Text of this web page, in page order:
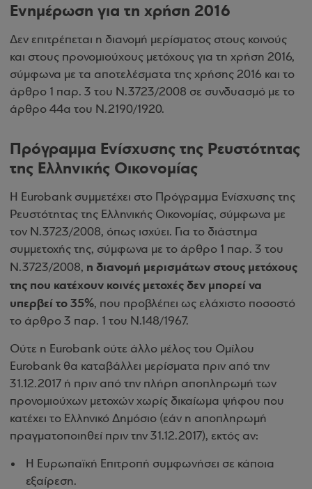
Ενημέρωση για τη χρήση 2016
Δεν επιτρέπεται η διανομή μερίσματος στους κοινούς
και στους προνομιούχους μετόχους για τη χρήση 2016,
σύμφωνα με τα αποτελέσματα της χρήσης 2016 και το
άρθρο 1 παρ. 3 του Ν.3723/2008 σε συνδυασμό με το
άρθρο 44α του Ν.2190/1920.
Πρόγραμμα Ενίσχυσης της Ρευστότητας
της Ελληνικής Οικονομίας
Η Eurobank συμμετέχει στο Πρόγραμμα Ενίσχυσης της
Ρευστότητας της Ελληνικής Οικονομίας, σύμφωνα με
τον Ν.3723/2008, όπως ισχύει. Για το διάστημα
συμμετοχής της, σύμφωνα με το άρθρο 1 παρ. 3 του
Ν.3723/2008, η διανομή μερισμάτων στους μετόχους
της που κατέχουν κοινές μετοχές δεν μπορεί να
υπερβεί το 35%, που προβλέπει ως ελάχιστο ποσοστό
το άρθρο 3 παρ. 1 του Ν.148/1967.
Ούτε η Eurobank ούτε άλλο μέλος του Ομίλου
Eurobank θα καταβάλλει μερίσματα πριν από την
31.12.2017 ή πριν από την πλήρη αποπληρωμή των
προνομιούχων μετοχών χωρίς δικαίωμα ψήφου που
κατέχει το Ελληνικό Δημόσιο (εάν η αποπληρωμή
πραγματοποιηθεί πριν την 31.12.2017), εκτός αν:
Η Ευρωπαϊκή Επιτροπή συμφωνήσει σε κάποια
εξαίρεση.